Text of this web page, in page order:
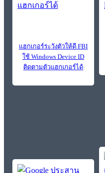
แฮกเกอร์ระวังตัวให้ดี FBI
ใช้ Windows Device ID
ติดตามตัวแฮกเกอร์ได้